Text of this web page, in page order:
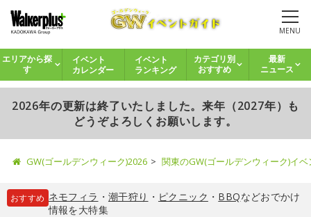
MENU
エリアから探
す
イベント
カレンダー
イベント
ランキング
カテゴリ別
おすすめ
最新
ニュース
2026年の更新は終了いたしました。来年（2027年）も
どうぞよろしくお願いします。
GW(ゴールデンウィーク)2026 関東のGW(ゴールデンウィーク)イ
おすすめ ネモフィラ ・ 潮干狩り ・ ピクニック ・ BBQなどおでかけ
情報を大特集